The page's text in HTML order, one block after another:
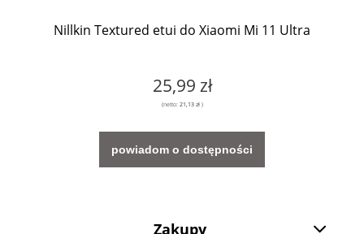
Nillkin Textured etui do Xiaomi Mi 11 Ultra
25,99 zł
(netto: 21,13 zł)
powiadom o dostępności
Zakupy